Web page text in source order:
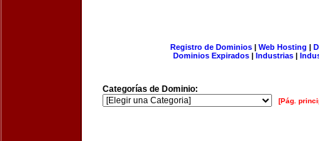
Registro de Dominios| Web Hosting |
Dominios Expirados | Industrias |
Categorías de Dominio:
[Pág.